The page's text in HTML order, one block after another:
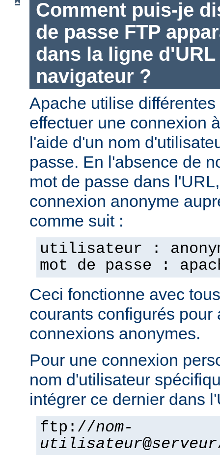
Comment puis-je
de passe FTP
dans la ligne
navigateur ?
Apache utilise
effectuer une connexion
l'aide d'un nom
passe. En l'absence de
mot de passe dans
connexion anonyme
comme suit :
utilisateur :
mot de passe :
Ceci fonctionne avec
courants configurés pour
connexions anonymes.
Pour une connexion
nom d'utilisateur
intégrer ce dernier dans
ftp://nom-
utilisateur@serveur